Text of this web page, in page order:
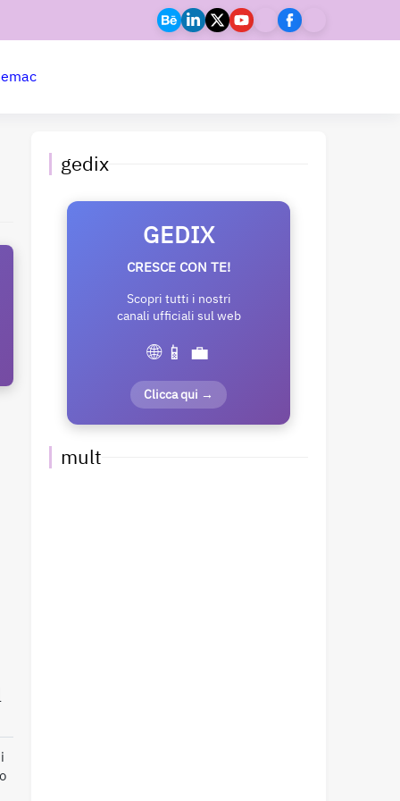
mac
gedix
GEDIX
CRESCE CON TE!
Scopri tutti i nostri
canali ufficiali sul web
🌐 📱 💼
Clicca qui →
mult